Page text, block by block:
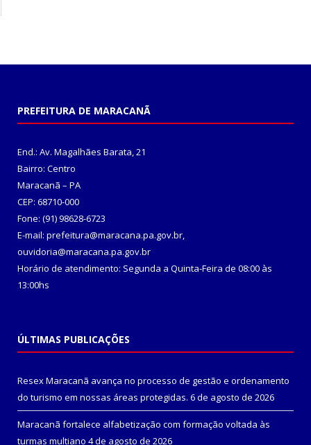
PREFEITURA DE MARACANÃ
End.: Av. Magalhães Barata, 21
Bairro: Centro
Maracanã – PA
CEP: 68710-000
Fone: (91) 98628-6723
E-mail: prefeitura@maracana.pa.gov.br,
ouvidoria@maracana.pa.gov.br
Horário de atendimento: Segunda a Quinta-Feira de 08:00 às
13:00hs
ÚLTIMAS PUBLICAÇÕES
Resex Maracanã avança no processo de gestão e ordenamento
do turismo em nossas áreas protegidas. 6 de agosto de 2026
Maracanã fortalece alfabetização com formação voltada às
turmas multiano 4 de agosto de 2026